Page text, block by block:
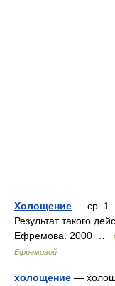
Холощение — ср. 1.
Результат такого
Ефремова. 2000 …
Ефремовой
холощение —